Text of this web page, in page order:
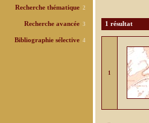
1 résultat
1
Recherche thématique 2
Recherche avancée 3
Bibliographie sélective 4